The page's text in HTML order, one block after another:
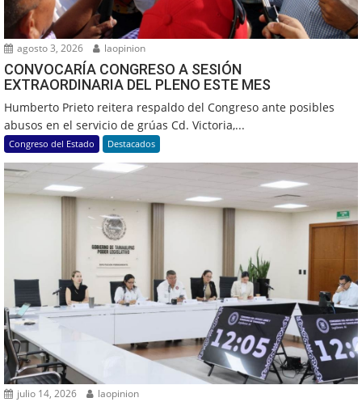
agosto 3, 2026 laopinion
CONVOCARÍA CONGRESO A SESIÓN
EXTRAORDINARIA DEL PLENO ESTE MES
Humberto Prieto reitera respaldo del Congreso ante posibles
abusos en el servicio de grúas Cd. Victoria,...
Congreso del Estado Destacados
julio 14, 2026 laopinion